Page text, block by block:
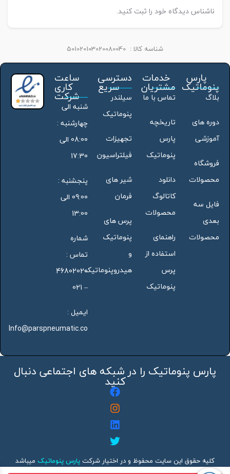
ناشناس دیدگاه خود را ثبت کنید.
شناسه کالا : 501020103020080040
پارس
پنوماتیک
بلاگ
دوره های
آموزشی
فروشگاه
محصولات
فایل سه
بعدی
محصولات
خدمات
مشتریان
تماس با ما
تاریخچه
پارس
پنوماتیک
دانلود
کاتالوگ
محصولات
راهنمای
استفاده از
پرس
پنوماتیک
دسترسی
سریع
سیلندر
پنوماتیک
تجهیزات
فیلتراسیون
شیر های
فرمان
پرس های
پنوماتیک
و
هیدروپنوماتیک
ساعت
کاری
شرکت
شنبه الی
چهارشنبه :
08:00 الی
17:30
پنجشنبه :
09:00 الی
13:00
شماره
تماس :
46802020
– 021
ایمیل :
Info@parspneumatic.co
پارس پنوماتیک را در شبکه های اجتماعی دنبال
کنید
کلیه حقوق این سایت محفوظ و در اختیار شرکتپارس پنوماتیک میباشد